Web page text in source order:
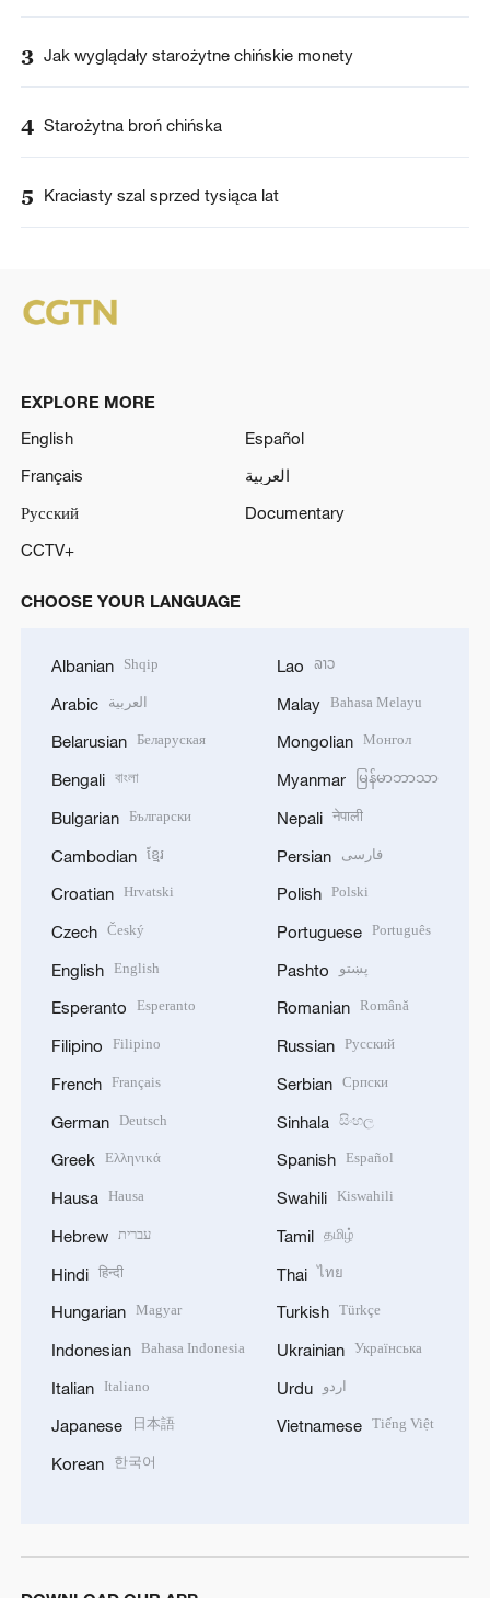
3 Jak wyglądały starożytne chińskie monety
4 Starożytna broń chińska
5 Kraciasty szal sprzed tysiąca lat
EXPLORE MORE
English
Español
Français
العربية
Русский
Documentary
CCTV+
CHOOSE YOUR LANGUAGE
Albanian Shqip
Arabic العربية
Belarusian Беларуская
Bengali বাংলা
Bulgarian Български
Cambodian ខ្មែរ
Croatian Hrvatski
Czech Český
English English
Esperanto Esperanto
Filipino Filipino
French Français
German Deutsch
Greek Ελληνικά
Hausa Hausa
Hebrew עברית
Hindi हिन्दी
Hungarian Magyar
Indonesian Bahasa Indonesia
Italian Italiano
Japanese 日本語
Korean 한국어
Lao ລາວ
Malay Bahasa Melayu
Mongolian Монгол
Myanmar မြန်မာဘာသာ
Nepali नेपाली
Persian فارسی
Polish Polski
Portuguese Português
Pashto پښتو
Romanian Română
Russian Русский
Serbian Српски
Sinhala සිංහල
Spanish Español
Swahili Kiswahili
Tamil தமிழ்
Thai ไทย
Turkish Türkçe
Ukrainian Українська
Urdu اردو
Vietnamese Tiếng Việt